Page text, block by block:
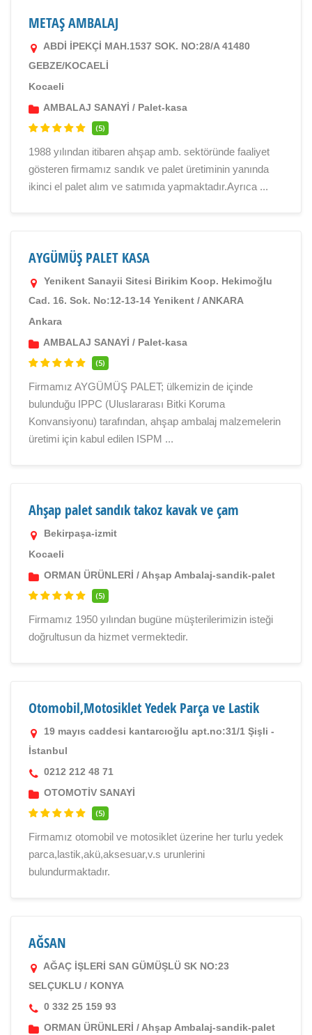
METAŞ AMBALAJ
ABDİ İPEKÇİ MAH.1537 SOK. NO:28/A 41480
GEBZE/KOCAELİ
Kocaeli
AMBALAJ SANAYİ / Palet-kasa
(5)
1988 yılından itibaren ahşap amb. sektöründe faaliyet
gösteren firmamız sandık ve palet üretiminin yanında
ikinci el palet alım ve satımıda yapmaktadır.Ayrıca ...
AYGÜMÜŞ PALET KASA
Yenikent Sanayii Sitesi Birikim Koop. Hekimoğlu
Cad. 16. Sok. No:12-13-14 Yenikent / ANKARA
Ankara
AMBALAJ SANAYİ / Palet-kasa
(5)
Firmamız AYGÜMÜŞ PALET; ülkemizin de içinde
bulunduğu IPPC (Uluslararası Bitki Koruma
Konvansiyonu) tarafından, ahşap ambalaj malzemelerin
üretimi için kabul edilen ISPM ...
Ahşap palet sandık takoz kavak ve çam
Bekirpaşa-izmit
Kocaeli
ORMAN ÜRÜNLERİ / Ahşap Ambalaj-sandik-palet
(5)
Firmamız 1950 yılından bugüne müşterilerimizin isteği
doğrultusun da hizmet vermektedir.
Otomobil,Motosiklet Yedek Parça ve Lastik
19 mayıs caddesi kantarcıoğlu apt.no:31/1 Şişli -
İstanbul
0212 212 48 71
OTOMOTİV SANAYİ
(5)
Firmamız otomobil ve motosiklet üzerine her turlu yedek
parca,lastik,akü,aksesuar,v.s urunlerini
bulundurmaktadır.
AĞSAN
AĞAÇ İŞLERİ SAN GÜMÜŞLÜ SK NO:23
SELÇUKLU / KONYA
0 332 25 159 93
ORMAN ÜRÜNLERİ / Ahşap Ambalaj-sandik-palet